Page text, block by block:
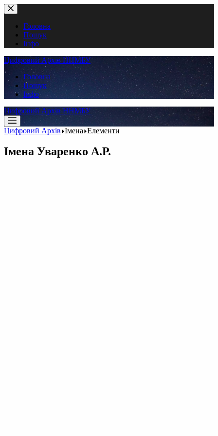
Перейти
до
вмістуГоловна
Пошук
Інфо
Цифровий Архів ННМБУ
Головна
Пошук
Інфо
Цифровий Архів ННМБУ
Цифровий Архів Імена Елементи
Імена Уваренко А.Р.